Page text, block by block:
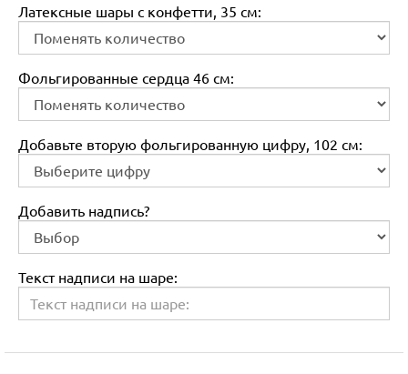
Латексные шары с конфетти, 35 см:
Фольгированные сердца 46 см:
Добавьте вторую фольгированную цифру, 102 см:
Добавить надпись?
Текст надписи на шаре: